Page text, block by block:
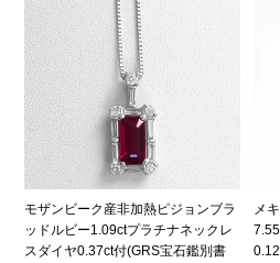
モザンビーク産非加熱ピジョンブラ
ッドルビー1.09ctプラチナネックレ
スダイヤ0.37ct付(GRS宝石鑑別書
メ